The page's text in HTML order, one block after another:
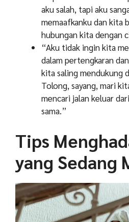
aku salah, tapi aku
memaafkanku dan kita
hubungan kita dengan
“Aku tidak ingin kita
dalam pertengkaran
kita saling mendukung
Tolong, sayang, mari
mencari jalan keluar
sama.”
Tips
yang Sedang